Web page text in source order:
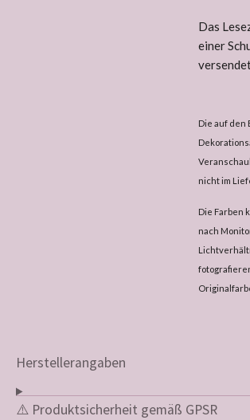
Das
einer
Die auf den
nicht im
Die Farben
nach
Herstellerangaben
⚠️ Produktsicherheit gemäß GPSR